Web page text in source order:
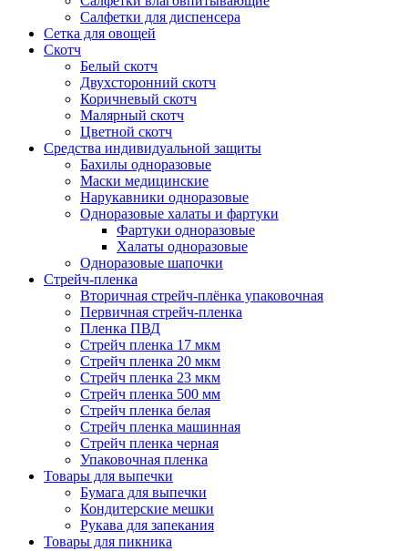
Салфетки для диспенсера
Сетка для овощей
Скотч
Белый скотч
Двухсторонний скотч
Коричневый скотч
Малярный скотч
Цветной скотч
Средства индивидуальной защиты
Бахилы одноразовые
Маски медицинские
Нарукавники одноразовые
Одноразовые халаты и фартуки
Фартуки одноразовые
Халаты одноразовые
Одноразовые шапочки
Стрейч-пленка
Вторичная стрейч-плёнка упаковочная
Первичная стрейч-пленка
Пленка ПВД
Стрейч пленка 17 мкм
Стрейч пленка 20 мкм
Стрейч пленка 23 мкм
Стрейч пленка 500 мм
Стрейч пленка белая
Стрейч пленка машинная
Стрейч пленка черная
Упаковочная пленка
Товары для выпечки
Бумага для выпечки
Кондитерские мешки
Рукава для запекания
Товары для пикника